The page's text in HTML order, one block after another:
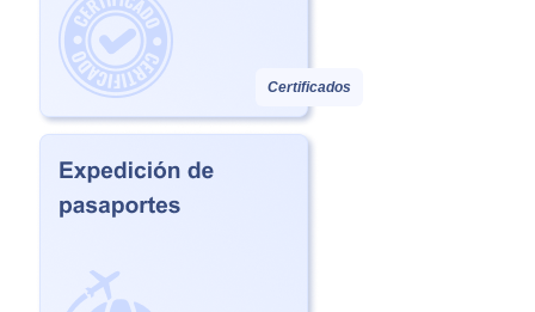
Certificados